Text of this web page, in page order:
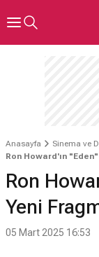
Anasayfa
Sinema ve
Ron Howard'ın
Ron
Yeni
05 Mart 2025 16:53